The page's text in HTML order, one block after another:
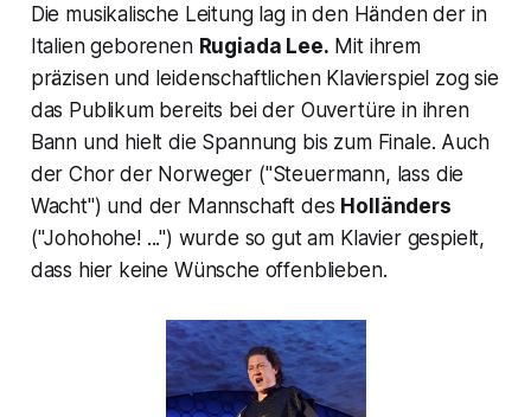
Die musikalische Leitung lag in den Händen der in
Italien geborenen Rugiada Lee. Mit ihrem
präzisen und leidenschaftlichen Klavierspiel zog sie
das Publikum bereits bei der Ouvertüre in ihren
Bann und hielt die Spannung bis zum Finale. Auch
der Chor der Norweger ("Steuermann, lass die
Wacht") und der Mannschaft des Holländers
("Johohohe! ...") wurde so gut am Klavier gespielt,
dass hier keine Wünsche offenblieben.